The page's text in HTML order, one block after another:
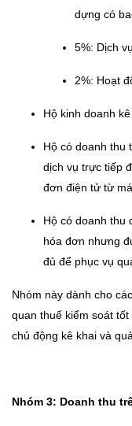
dựng có
5%: Dịch
2%: Hoạt
Hộ kinh doanh
Hộ có doanh thu
dịch vụ trực tiếp
đơn điện tử từ
Hộ có doanh thu
hóa đơn nhưng
đủ để phục vụ
Nhóm này dành cho
quan thuế kiểm soát
chủ động kê khai và
Nhóm 3: Doanh thu